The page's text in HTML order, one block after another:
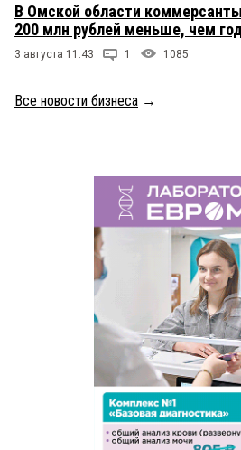
В Омской области
200 млн рублей меньше, чем
3 августа 11:43 1 1085
Все новости бизнеса →